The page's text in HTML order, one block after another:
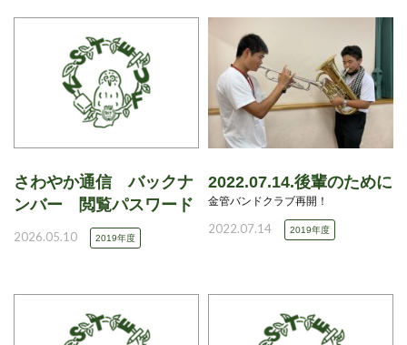
さわやか通信 バックナ
ンバー 閲覧パスワード
2026.05.10 2019年度
2022.07.14.後輩のために
金管バンドクラブ再開！
2022.07.14 2019年度